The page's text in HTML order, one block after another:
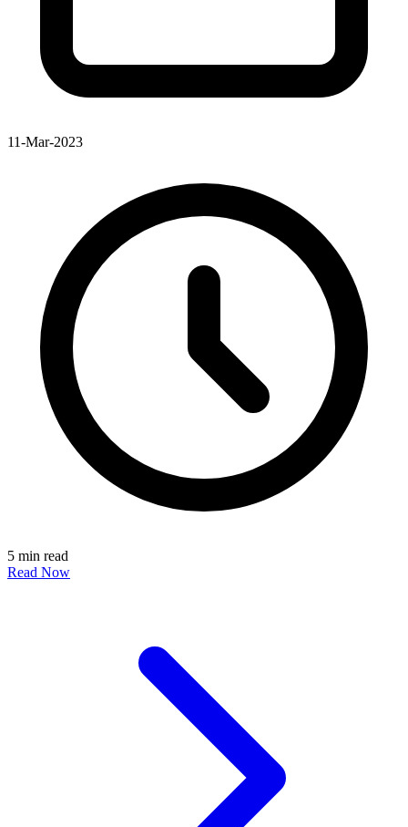
11-Mar-2023
5 min read
Read Now